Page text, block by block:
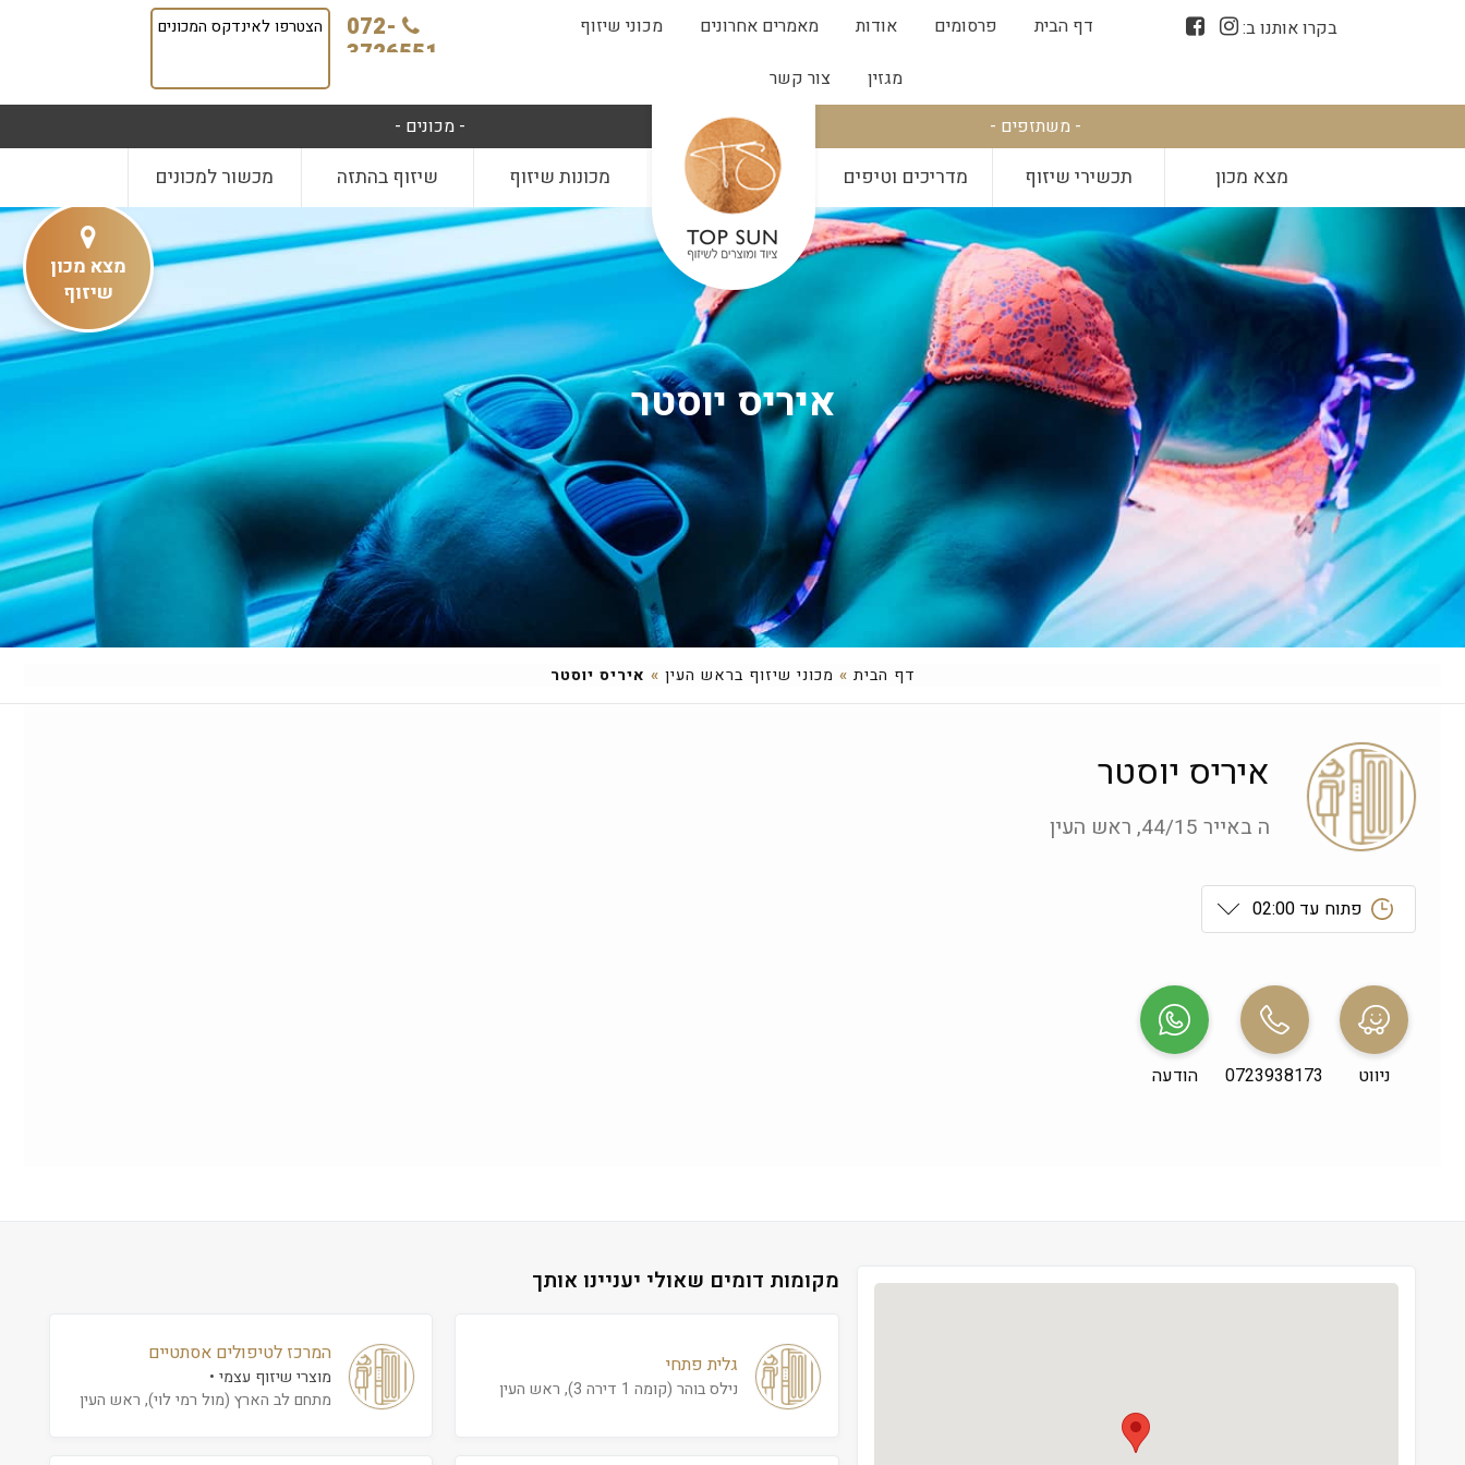
בקרו אותנו ב: דף הבית פרסומים אודות מאמרים אחרונים
מכוני שיזוף
מגזין
צור קשר
072-
3726551
הצטרפו לאינדקס המכונים
- משתזפים - - מכונים -
מצא מכון תכשירי שיזוף מדריכים וטיפים מכונות שיזוף שיזוף בהתזה מכשור למכונים
איריס יוסטר
דף הבית » מכוני שיזוף בראש העין » איריס יוסטר
איריס יוסטר
ה באייר 44/15, ראש העין
פתוח עד 02:00
שני
09:00-19:00
שלישי
רביעי
ניווט 0723938173 הודעה
מקומות דומים שאולי יעניינו אותך
גלית פתחי
נילס בוהר (קומה 1 דירה 3), ראש העין
המרכז לטיפולים אסתטיים
מוצרי שיזוף עצמי
מתחם לב הארץ (מול רמי לוי), ראש העין
מצא מכון
שיזוף